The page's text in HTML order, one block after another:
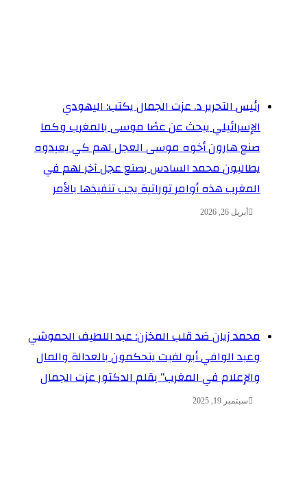
رئيس التحرير د. عزت الجمال يكتب: اليهودي
الإسرائيلي يبحث عن عصًا موسى بالمغرب وكما
صنع هارون أخوه موسى العجل لهم كي يعبدوه
يطالبون محمد السادس بصنع عجل آخر لهم في
المغرب هذه أوامر توراتية يجب تنفيذها بالأمر
محمد زيان ضد قلب المخزن: عبد اللطيف الحموشي
وعبد الوافي أبو لفيت يتحكمون بالعدالة والمال
والإعلام في المغرب” بقلم الدكتور عزت الجمال